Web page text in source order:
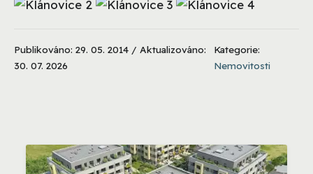
Publikováno: 29. 05. 2014 / Aktualizováno:
30. 07. 2026
Kategorie:
Nemovitosti